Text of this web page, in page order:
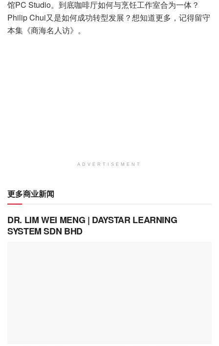
馆PC Studio。到底咖啡厅如何与烹饪工作室合为一体？
Philip Chui又是如何成功转型发展？想知道更多，记得留守
本集《商海名人访》。
ADVERTISEMENT
更多商业新闻
DR. LIM WEI MENG | DAYSTAR LEARNING
SYSTEM SDN BHD